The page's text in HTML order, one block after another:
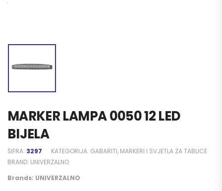
MARKER LAMPA 0050 12 LED
BIJELA
ŠIFRA: 3297 KATEGORIJA: GABARITI, MARKERI I SVJETLA ZA TABLICE
BRAND: UNIVERZALNO
Brands: UNIVERZALNO